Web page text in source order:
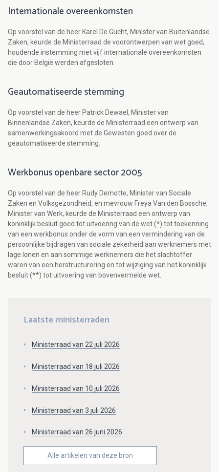
Internationale overeenkomsten
Op voorstel van de heer Karel De Gucht, Minister van Buitenlandse
Zaken, keurde de Ministerraad de voorontwerpen van wet goed,
houdende instemming met vijf internationale overeenkomsten
die door België werden afgesloten.
Geautomatiseerde stemming
Op voorstel van de heer Patrick Dewael, Minister van
Binnenlandse Zaken, keurde de Ministerraad een ontwerp van
samenwerkingsakoord met de Gewesten goed over de
geautomatiseerde stemming.
Werkbonus openbare sector 2005
Op voorstel van de heer Rudy Demotte, Minister van Sociale
Zaken en Volksgezondheid, en mevrouw Freya Van den Bossche,
Minister van Werk, keurde de Ministerraad een ontwerp van
koninklijk besluit goed tot uitvoering van de wet (*) tot toekenning
van een werkbonus onder de vorm van een vermindering van de
persoonlijke bijdragen van sociale zekerheid aan werknemers met
lage lonen en aan sommige werknemers die het slachtoffer
waren van een herstructurering en tot wijziging van het koninklijk
besluit (**) tot uitvoering van bovenvermelde wet.
Laatste ministerraden
Ministerraad van 22 juli 2026
Ministerraad van 18 juli 2026
Ministerraad van 10 juli 2026
Ministerraad van 3 juli 2026
Ministerraad van 26 juni 2026
Alle artikelen van deze bron